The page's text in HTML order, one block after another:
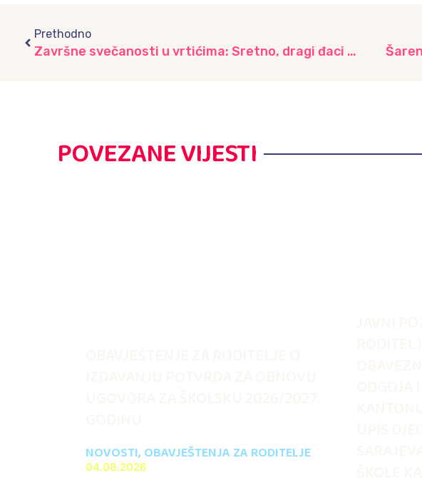
Prethodno
Završne svečanosti u vrtićima: Sretno, dragi đaci prvaci! – III dio
POVEZANE VIJESTI
NOVOSTI, OBAVJEŠTENJA ZA RODITELJE
04.08.2026